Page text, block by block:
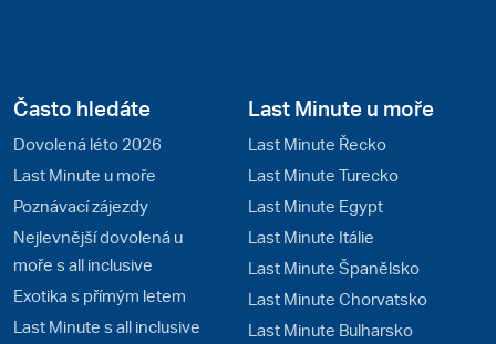
Často hledáte
Dovolená léto 2026
Last Minute u moře
Poznávací zájezdy
Nejlevnější dovolená u
moře s all inclusive
Exotika s přímým letem
Last Minute s all inclusive
Last Minute u moře
Last Minute Řecko
Last Minute Turecko
Last Minute Egypt
Last Minute Itálie
Last Minute Španělsko
Last Minute Chorvatsko
Last Minute Bulharsko